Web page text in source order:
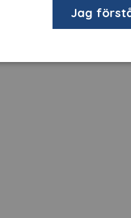
och möbeldesign.
designprojekt.
Jag